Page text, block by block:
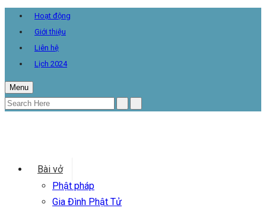
Hoạt động
Giới thiệu
Liên hệ
Lịch 2024
Menu
Bài vở
Phật pháp
Gia Đình Phật Tử